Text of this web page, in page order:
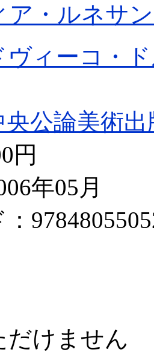
ア・ルネサ
ヴィーコ・
央公論美術出
円
年05月
だけません